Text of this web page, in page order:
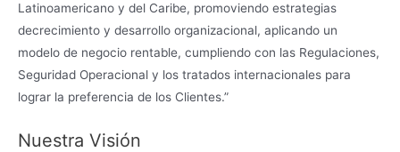
Latinoamericano y del Caribe, promoviendo estrategias
decrecimiento y desarrollo organizacional, aplicando un
modelo de negocio rentable, cumpliendo con las Regulaciones,
Seguridad Operacional y los tratados internacionales para
lograr la preferencia de los Clientes.”
Nuestra Visión